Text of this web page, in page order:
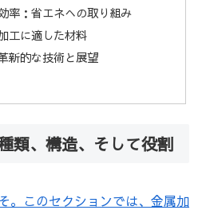
率：省エネへの取り組み
工に適した材料
新的な技術と展望
類、構造、そして役割
。このセクションでは、金属加